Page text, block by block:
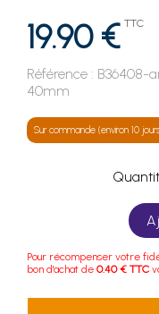
19.90 € TTC
Référence : B36408-
40mm
Sur commande (environ 10
Pour récompenser votre
bon d'achat de 0.40 € TTC